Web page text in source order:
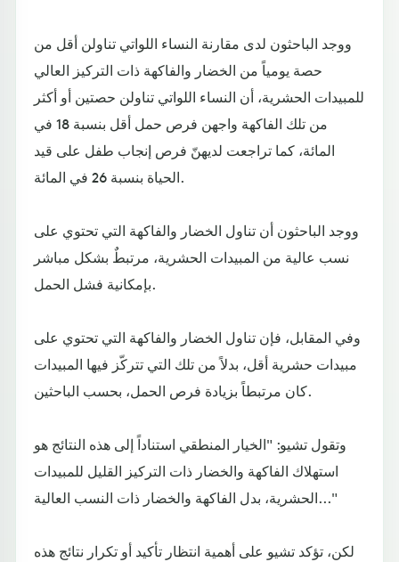
ووجد الباحثون لدى مقارنة النساء اللواتي تناولن أقل من
حصة يومياً من الخضار والفاكهة ذات التركيز العالي
للمبيدات الحشرية، أن النساء اللواتي تناولن حصتين أو أكثر
من تلك الفاكهة واجهن فرص حمل أقل بنسبة 18 في
المائة، كما تراجعت لديهنّ فرص إنجاب طفل على قيد
الحياة بنسبة 26 في المائة.
ووجد الباحثون أن تناول الخضار والفاكهة التي تحتوي على
نسب عالية من المبيدات الحشرية، مرتبطٌ بشكل مباشر
بإمكانية فشل الحمل.
وفي المقابل، فإن تناول الخضار والفاكهة التي تحتوي على
مبيدات حشرية أقل، بدلاً من تلك التي تتركّز فيها المبيدات
كان مرتبطاً بزيادة فرص الحمل، بحسب الباحثين.
وتقول تشيو: "الخيار المنطقي استناداً إلى هذه النتائج هو
استهلاك الفاكهة والخضار ذات التركيز القليل للمبيدات
الحشرية، بدل الفاكهة والخضار ذات النسب العالية..."
لكن، تؤكد تشيو على أهمية انتظار تأكيد أو تكرار نتائج هذه